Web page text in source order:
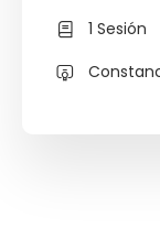
1 Sesión